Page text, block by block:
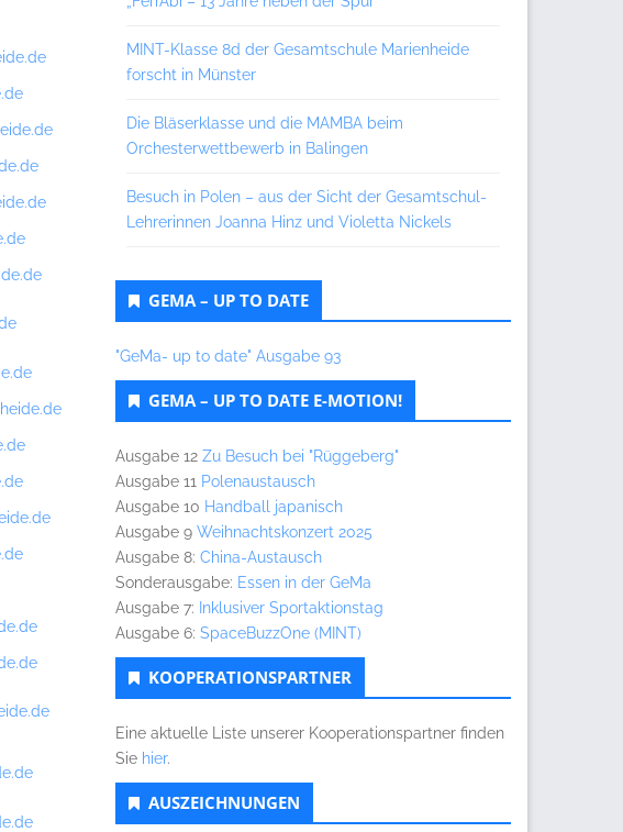
MINT-Klasse 8d der Gesamtschule Marienheide
forscht in Münster
Die Bläserklasse und die MAMBA beim
Orchesterwettbewerb in Balingen
Besuch in Polen – aus der Sicht der Gesamtschul-
Lehrerinnen Joanna Hinz und Violetta Nickels
GEMA – UP TO DATE
"GeMa- up to date" Ausgabe 93
GEMA – UP TO DATE E-MOTION!
Ausgabe 12 Zu Besuch bei "Rüggeberg"
Ausgabe 11 Polenaustausch
Ausgabe 10 Handball japanisch
Ausgabe 9 Weihnachtskonzert 2025
Ausgabe 8: China-Austausch
Sonderausgabe: Essen in der GeMa
Ausgabe 7: Inklusiver Sportaktionstag
Ausgabe 6: SpaceBuzzOne (MINT)
KOOPERATIONSPARTNER
Eine aktuelle Liste unserer Kooperationspartner finden
Sie hier.
AUSZEICHNUNGEN